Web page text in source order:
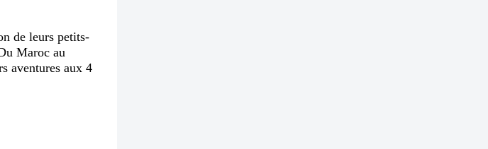
de leurs petits-
Maroc au
aventures aux 4